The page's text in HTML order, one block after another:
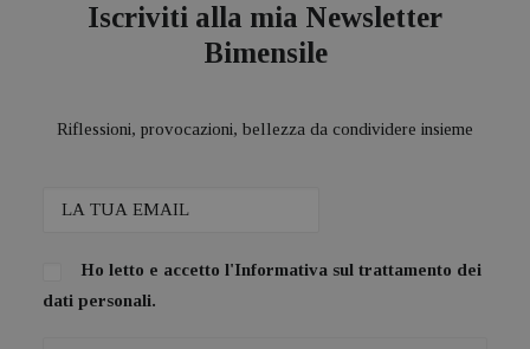
Iscriviti alla mia Newsletter
Bimensile
Riflessioni, provocazioni, bellezza da condividere insieme
Ho letto e accetto l'Informativa sul trattamento dei
dati personali.